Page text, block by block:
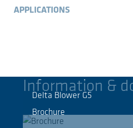
APPLICATIONS
Information &
Delta Blower G5
Brochure